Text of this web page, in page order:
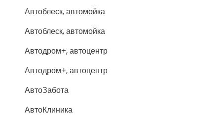
Автоблеск, автомойка
Автоблеск, автомойка
Автодром+, автоцентр
Автодром+, автоцентр
АвтоЗабота
АвтоКлиника